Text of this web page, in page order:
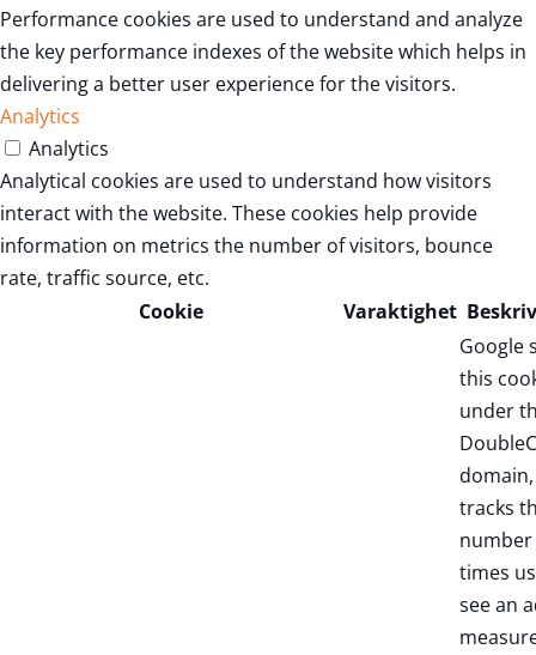
Performance cookies are used to understand and analyze
the key performance indexes of the website which helps in
delivering a better user experience for the visitors.
Analytics
Analytics
Analytical cookies are used to understand how visitors
interact with the website. These cookies help provide
information on metrics the number of visitors, bounce
rate, traffic source, etc.
Cookie
Varaktighet
Google
this
under
domain,
tracks
times
see an